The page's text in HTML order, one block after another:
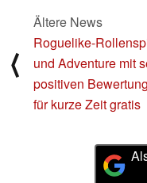
⟨
Ältere News
Roguelike-
und Adventure mit
positiven
für kurze Zeit gratis